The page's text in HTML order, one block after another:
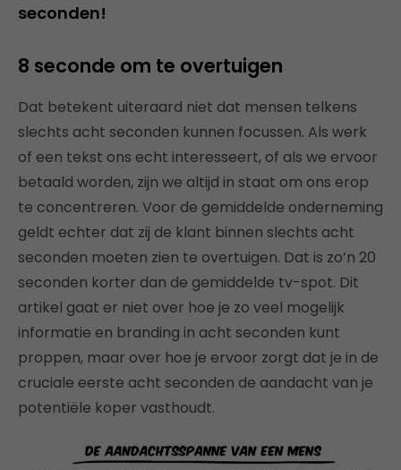
seconden!
8 seconde om te overtuigen
Dat betekent uiteraard niet dat mensen telkens
slechts acht seconden kunnen focussen. Als werk
of een tekst ons echt interesseert, of als we ervoor
betaald worden, zijn we altijd in staat om ons erop
te concentreren. Voor de gemiddelde onderneming
geldt echter dat zij de klant binnen slechts acht
seconden moeten zien te overtuigen. Dat is zo’n 20
seconden korter dan de gemiddelde tv-spot. Dit
artikel gaat er niet over hoe je zo veel mogelijk
informatie en branding in acht seconden kunt
proppen, maar over hoe je ervoor zorgt dat je in de
cruciale eerste acht seconden de aandacht van je
potentiële koper vasthoudt.